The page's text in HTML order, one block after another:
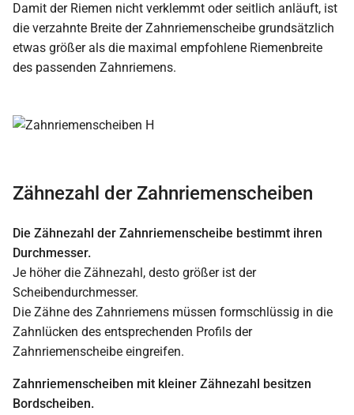
Damit der Riemen nicht verklemmt oder seitlich anläuft, ist
die verzahnte Breite der Zahnriemenscheibe grundsätzlich
etwas größer als die maximal empfohlene Riemenbreite
des passenden Zahnriemens.
Zähnezahl der Zahnriemenscheiben
Die Zähnezahl der Zahnriemenscheibe bestimmt ihren
Durchmesser.
Je höher die Zähnezahl, desto größer ist der
Scheibendurchmesser.
Die Zähne des Zahnriemens müssen formschlüssig in die
Zahnlücken des entsprechenden Profils der
Zahnriemenscheibe eingreifen.
Zahnriemenscheiben mit kleiner Zähnezahl besitzen
Bordscheiben.